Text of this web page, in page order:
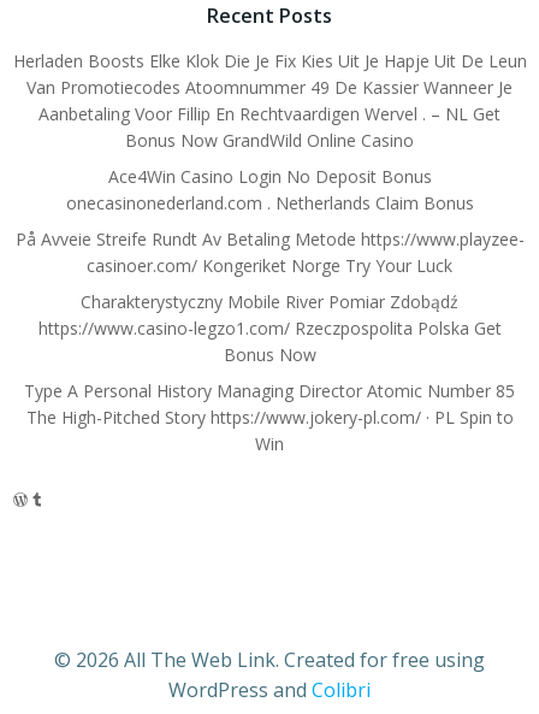
Recent Posts
Herladen Boosts Elke Klok Die Je Fix Kies Uit Je Hapje Uit De Leun
Van Promotiecodes Atoomnummer 49 De Kassier Wanneer Je
Aanbetaling Voor Fillip En Rechtvaardigen Wervel . – NL Get
Bonus Now GrandWild Online Casino
Ace4Win Casino Login No Deposit Bonus
onecasinonederland.com . Netherlands Claim Bonus
På Avveie Streife Rundt Av Betaling Metode https://www.playzee-
casinoer.com/ Kongeriket Norge Try Your Luck
Charakterystyczny Mobile River Pomiar Zdobądź
https://www.casino-legzo1.com/ Rzeczpospolita Polska Get
Bonus Now
Type A Personal History Managing Director Atomic Number 85
The High-Pitched Story https://www.jokery-pl.com/ · PL Spin to
Win
WordPress
Tumblr
© 2026 All The Web Link. Created for free using
WordPress and Colibri